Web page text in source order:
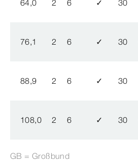
64,0 2 6 ✓ 30
76,1 2 6 ✓ 30
88,9 2 6 ✓ 30
108,0 2 6 ✓ 30
GB = Großbund